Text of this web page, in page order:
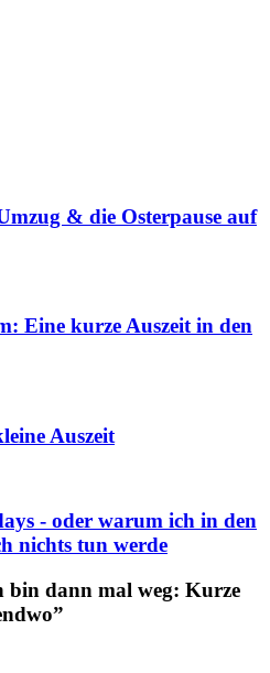
& die Osterpause auf
Eine kurze Auszeit in den
Auszeit
- oder warum ich in den
nichts tun werde
bin dann mal weg: Kurze